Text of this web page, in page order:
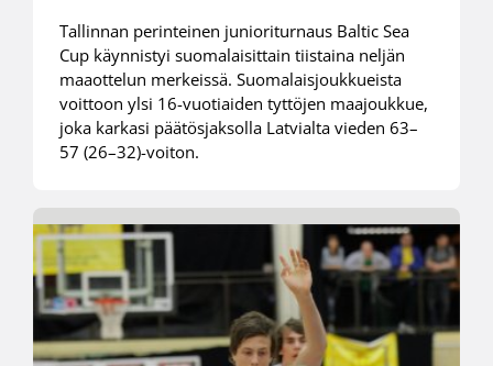
Tallinnan perinteinen junioriturnaus Baltic Sea
Cup käynnistyi suomalaisittain tiistaina neljän
maaottelun merkeissä. Suomalaisjoukkueista
voittoon ylsi 16-vuotiaiden tyttöjen maajoukkue,
joka karkasi päätösjaksolla Latvialta vieden 63–
57 (26–32)-voiton.